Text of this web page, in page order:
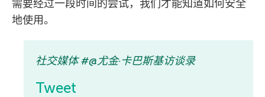
需要经过一段时间的尝试，我们才能知道如何安全
地使用。
社交媒体 #@尤金·卡巴斯基访谈录
Tweet